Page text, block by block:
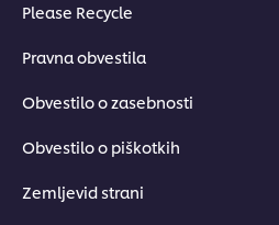
Please Recycle
Pravna obvestila
Obvestilo o zasebnosti
Obvestilo o piškotkih
Zemljevid strani